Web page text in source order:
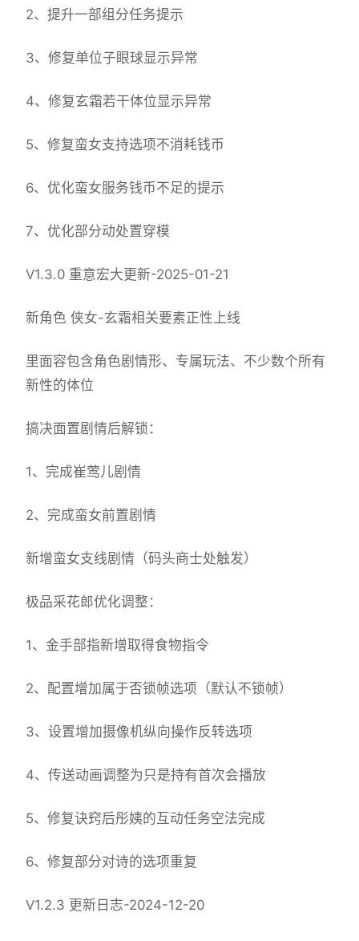
2、提升一部组分任务提示
3、修复单位子眼球显示异常
4、修复玄霜若干体位显示异常
5、修复蛮女支持选项不消耗钱币
6、优化蛮女服务钱币不足的提示
7、优化部分动处置穿模
V1.3.0 重意宏大更新-2025-01-21
新角色 侠女-玄霜相关要素正性上线
里面容包含角色剧情形、专属玩法、不少数个所有
新性的体位
搞决面置剧情后解锁：
1、完成崔莺儿剧情
2、完成蛮女前置剧情
新增蛮女支线剧情（码头商士处触发）
极品采花郎优化调整：
1、金手部指新增取得食物指令
2、配置增加属于否锁帧选项（默认不锁帧）
3、设置增加摄像机纵向操作反转选项
4、传送动画调整为只是持有首次会播放
5、修复诀窍后彤姨的互动任务空法完成
6、修复部分对诗的选项重复
V1.2.3 更新日志-2024-12-20